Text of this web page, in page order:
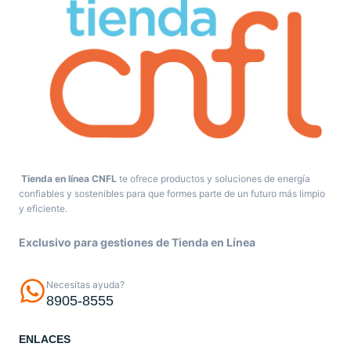
Tienda en línea CNFL te ofrece productos y soluciones de energía
confiables y sostenibles para que formes parte de un futuro más limpio
y eficiente.
Exclusivo para gestiones de Tienda en Línea
Necesitas ayuda?
8905-8555
ENLACES